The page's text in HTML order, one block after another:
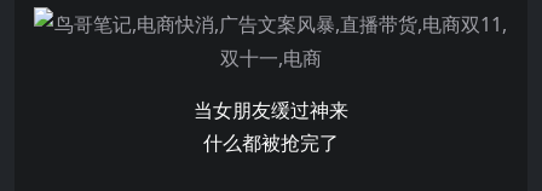
当女朋友缓过神来
什么都被抢完了